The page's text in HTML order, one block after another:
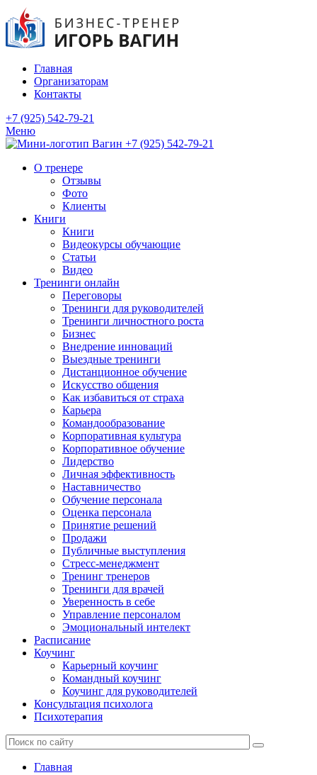
Главная
Организаторам
Контакты
+7 (925) 542-79-21
Меню
+7 (925) 542-79-21
О тренере
Отзывы
Фото
Клиенты
Книги
Книги
Видеокурсы обучающие
Статьи
Видео
Тренинги онлайн
Переговоры
Тренинги для руководителей
Тренинги личностного роста
Бизнес
Внедрение инноваций
Выездные тренинги
Дистанционное обучение
Искусство общения
Как избавиться от страха
Карьера
Командообразование
Корпоративная культура
Корпоративное обучение
Лидерство
Личная эффективность
Наставничество
Обучение персонала
Оценка персонала
Принятие решений
Продажи
Публичные выступления
Стресс-менеджмент
Тренинг тренеров
Тренинги для врачей
Уверенность в себе
Управление персоналом
Эмоциональный интелект
Расписание
Коучинг
Карьерный коучинг
Командный коучинг
Коучинг для руководителей
Консультация психолога
Психотерапия
Главная